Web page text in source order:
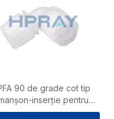
90 de grade cot tip
inserție pentru
cuarț